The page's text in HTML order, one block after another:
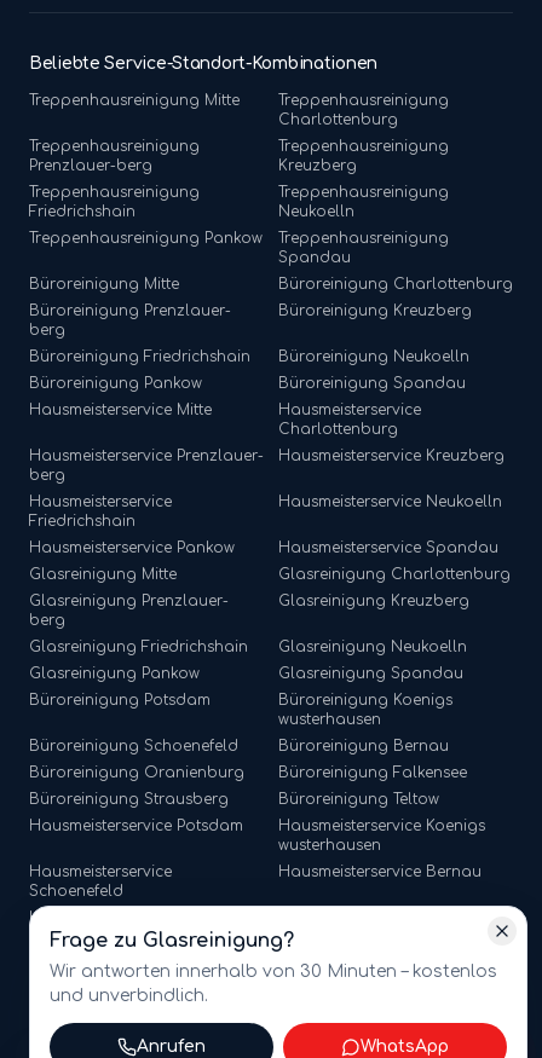
Beliebte Service-Standort-Kombinationen
Treppenhausreinigung Mitte
Treppenhausreinigung
Charlottenburg
Treppenhausreinigung
Prenzlauer-berg
Treppenhausreinigung
Kreuzberg
Treppenhausreinigung
Friedrichshain
Treppenhausreinigung
Neukoelln
Treppenhausreinigung Pankow
Treppenhausreinigung
Spandau
Büroreinigung Mitte Büroreinigung Charlottenburg
Büroreinigung Prenzlauer-
berg
Büroreinigung Kreuzberg
Büroreinigung Friedrichshain Büroreinigung Neukoelln
Büroreinigung Pankow Büroreinigung Spandau
Hausmeisterservice Mitte
Hausmeisterservice
Charlottenburg
Hausmeisterservice Prenzlauer-
berg
Hausmeisterservice Kreuzberg
Hausmeisterservice
Friedrichshain
Hausmeisterservice Neukoelln
Hausmeisterservice Pankow Hausmeisterservice Spandau
Glasreinigung Mitte Glasreinigung Charlottenburg
Glasreinigung Prenzlauer-
berg
Glasreinigung Kreuzberg
Glasreinigung Friedrichshain Glasreinigung Neukoelln
Glasreinigung Pankow Glasreinigung Spandau
Büroreinigung Potsdam Büroreinigung Koenigs
wusterhausen
Büroreinigung Schoenefeld Büroreinigung Bernau
Büroreinigung Oranienburg Büroreinigung Falkensee
Büroreinigung Strausberg Büroreinigung
Teltow
Hausmeisterservice Potsdam Hausmeisterservice Koenigs
wusterhausen
Hausmeisterservice
Schoenefeld
Hausmeisterservice Bernau
Hausmeisterservice
Oranienburg
Hausmeisterservice Strausberg Hausmeisterservice Teltow
2026 amt multiservices GmbH · Märkische Straße 65, 15806
Frage zu Glasreinigung?
Wir antworten innerhalb von 30 Minuten – kostenlos
und unverbindlich.
Anrufen WhatsApp